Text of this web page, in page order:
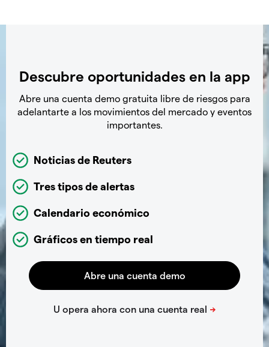
Descubre oportunidades en la app
Abre una cuenta demo gratuita libre de riesgos para
adelantarte a los movimientos del mercado y eventos
importantes.
Noticias de Reuters
Tres tipos de alertas
Calendario económico
Gráficos en tiempo real